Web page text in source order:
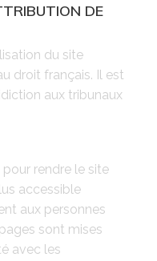
DE
du site
droit français. Il est
aux tribunaux
rendre le site
accessible
aux personnes
sont mises
avec les